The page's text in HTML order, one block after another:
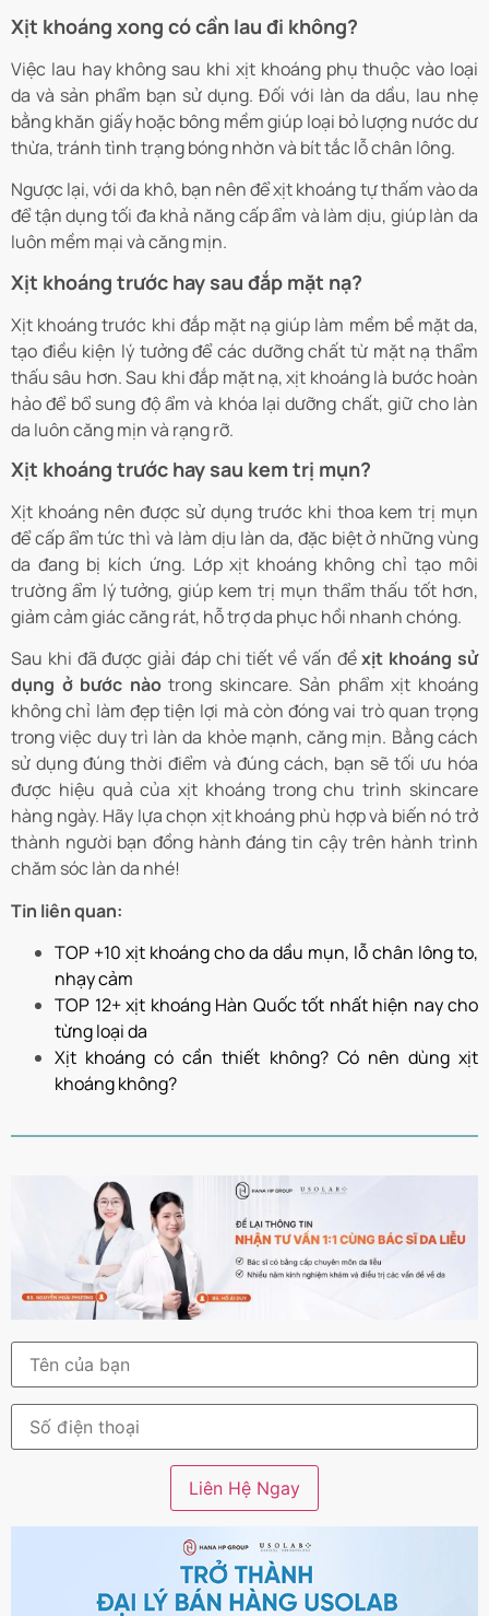
Xịt khoáng xong có cần lau đi không?
Việc lau hay không sau khi xịt khoáng phụ thuộc vào loại
da và sản phẩm bạn sử dụng. Đối với làn da dầu, lau nhẹ
bằng khăn giấy hoặc bông mềm giúp loại bỏ lượng nước dư
thừa, tránh tình trạng bóng nhờn và bít tắc lỗ chân lông.
Ngược lại, với da khô, bạn nên để xịt khoáng tự thấm vào da
để tận dụng tối đa khả năng cấp ẩm và làm dịu, giúp làn da
luôn mềm mại và căng mịn.
Xịt khoáng trước hay sau đắp mặt nạ?
Xịt khoáng trước khi đắp mặt nạ giúp làm mềm bề mặt da,
tạo điều kiện lý tưởng để các dưỡng chất từ mặt nạ thẩm
thấu sâu hơn. Sau khi đắp mặt nạ, xịt khoáng là bước hoàn
hảo để bổ sung độ ẩm và khóa lại dưỡng chất, giữ cho làn
da luôn căng mịn và rạng rỡ.
Xịt khoáng trước hay sau kem trị mụn?
Xịt khoáng nên được sử dụng trước khi thoa kem trị mụn
để cấp ẩm tức thì và làm dịu làn da, đặc biệt ở những vùng
da đang bị kích ứng. Lớp xịt khoáng không chỉ tạo môi
trường ẩm lý tưởng, giúp kem trị mụn thẩm thấu tốt hơn,
giảm cảm giác căng rát, hỗ trợ da phục hồi nhanh chóng.
Sau khi đã được giải đáp chi tiết về vấn đềxịt khoáng sử
dụng ở bước nàotrong skincare. Sản phẩm xịt khoáng
không chỉ làm đẹp tiện lợi mà còn đóng vai trò quan trọng
trong việc duy trì làn da khỏe mạnh, căng mịn. Bằng cách
sử dụng đúng thời điểm và đúng cách, bạn sẽ tối ưu hóa
được hiệu quả của xịt khoáng trong chu trình skincare
hàng ngày. Hãy lựa chọn xịt khoáng phù hợp và biến nó trở
thành người bạn đồng hành đáng tin cậy trên hành trình
chăm sóc làn da nhé!
Tin liên quan:
TOP +10 xịt khoáng cho da dầu mụn, lỗ chân lông to,
nhạy cảm
TOP 12+ xịt khoáng Hàn Quốc tốt nhất hiện nay cho
từng loại da
Xịt khoáng có cần thiết không? Có nên dùng xịt
khoáng không?